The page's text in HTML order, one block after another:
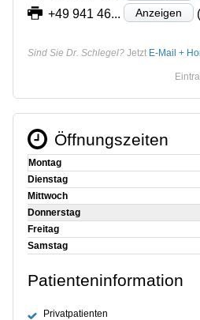
+49 941 46... Anzeigen
Sind Sie Dr. Schlegel? Jetzt E-Mail +
Öffnungszeiten
Montag
Dienstag
Mittwoch
Donnerstag
Freitag
Samstag
Patienteninformation
Privatpatienten